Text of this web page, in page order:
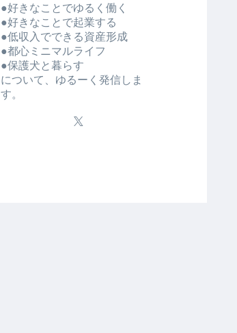
●好きなことでゆるく働く
●好きなことで起業する
●低収入でできる資産形成
●都心ミニマルライフ
●保護犬と暮らす
について、ゆるーく発信しま
す。